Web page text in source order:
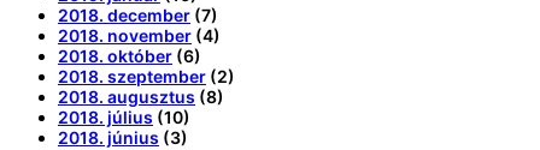
2018. december (7)
2018. november (4)
2018. október (6)
2018. szeptember (2)
2018. augusztus (8)
2018. július (10)
2018. június (3)